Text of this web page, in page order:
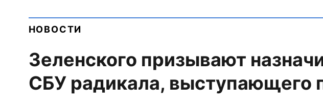
НОВОСТИ
Зеленского призывают
СБУ радикала, выступающего